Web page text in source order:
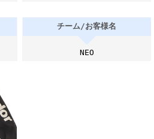
チーム/お客様名
NEO